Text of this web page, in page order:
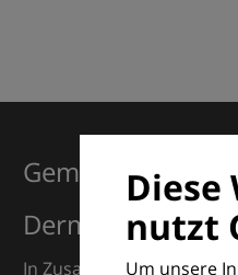
Diese
nutzt
Um unsere
Gemeinsam für
Dermatologie
In Zusammenarbeit mit